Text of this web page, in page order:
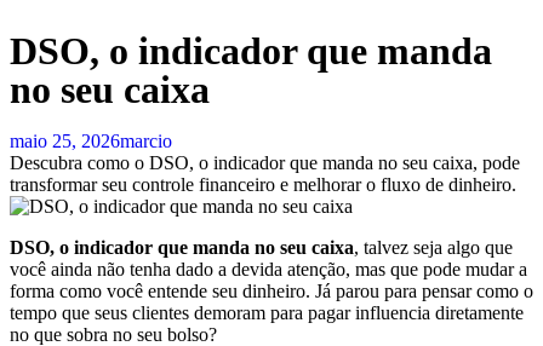
DSO, o indicador que manda
no seu caixa
maio 25, 2026marcio
Descubra como o DSO, o indicador que manda no seu caixa, pode
transformar seu controle financeiro e melhorar o fluxo de dinheiro.
DSO, o indicador que manda no seu caixa, talvez seja algo que
você ainda não tenha dado a devida atenção, mas que pode mudar a
forma como você entende seu dinheiro. Já parou para pensar como o
tempo que seus clientes demoram para pagar influencia diretamente
no que sobra no seu bolso?